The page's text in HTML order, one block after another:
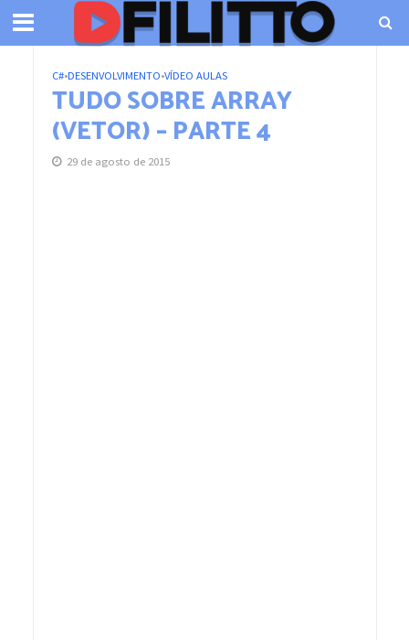
C#•DESENVOLVIMENTO•VÍDEO AULAS
TUDO SOBRE ARRAY
(VETOR) – PARTE 4
29 de agosto de 2015